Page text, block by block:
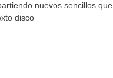
nuevos sencillos que
disco